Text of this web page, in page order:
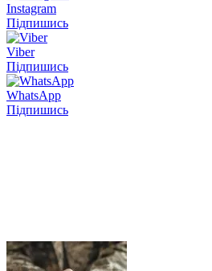
Instagram
Підпишись
Viber
Підпишись
WhatsApp
Підпишись